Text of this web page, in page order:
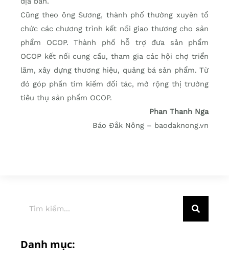
Cũng theo ông Sương, thành phố thường xuyên tổ
chức các chương trình kết nối giao thương cho sản
phẩm OCOP. Thành phố hỗ trợ đưa sản phẩm
OCOP kết nối cung cầu, tham gia các hội chợ triển
lãm, xây dựng thương hiệu, quảng bá sản phẩm. Từ
đó góp phần tìm kiếm đối tác, mở rộng thị trường
tiêu thụ sản phẩm OCOP.
Phan Thanh Nga
Báo Đắk Nông – baodaknong.vn
Danh mục: